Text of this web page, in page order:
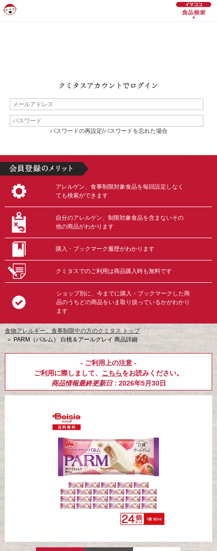
パスワードの再設定/パスワードを忘れた場合
アレルゲン、食事制限対象食品を毎回設定しなく
ても検索ができます
自分のアレルゲン、制限対象食品を含まないその
他の商品がわかります
購入・ブックマーク履歴がわかります
クミタスでのご利用は商品購入時も無料です
ショップ別に、今までに購入・ブックマークした商
品のうちどの商品をいま取り扱っているかがわかり
ます
食物アレルギー、食事制限中の方のクミタス トップ
＞PARM（パルム） 白桃＆アールグレイ 商品詳細
- ご利用上の注意 -
ご利用に際しまして、 こちらをお読みください。
商品情報最終更新日: 2026年5月30日